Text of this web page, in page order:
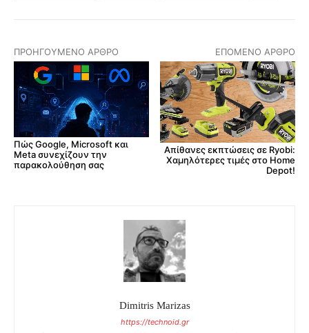
ΠΡΟΗΓΟΎΜΕΝΟ ΆΡΘΡΟ
Πώς Google, Microsoft και
Meta συνεχίζουν την
παρακολούθηση σας
ΕΠΌΜΕΝΟ ΆΡΘΡΟ
Απίθανες εκπτώσεις σε Ryobi:
Χαμηλότερες τιμές στο Home
Depot!
Dimitris Marizas
https://technoid.gr